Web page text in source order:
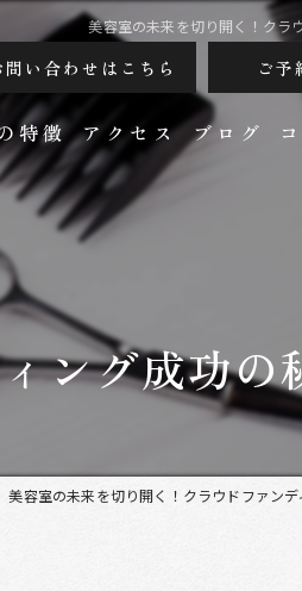
美容室の未来を切り開く！クラ
問い合わせはこちら ご予
特徴
ト
アクセス ブログ
ング成功の
美容室の未来を切り開く！クラウドファン